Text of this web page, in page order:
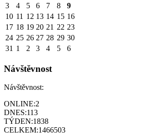
3
4 5 6 7 8
9
10 11 12 13 14 15 16
17 18 19 20 21 22 23
24 25 26 27 28 29 30
31 1 2 3 4 5 6
Návštěvnost
Návštěvnost:
ONLINE:2
DNES:113
TÝDEN:1838
CELKEM:1466503